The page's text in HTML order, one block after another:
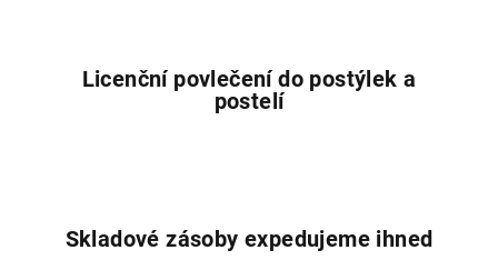
k
y
s
Licenční povlečení do postýlek a
postelí
Skladové zásoby expedujeme ihned